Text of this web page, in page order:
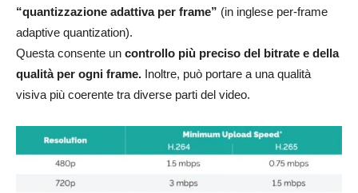
“quantizzazione adattiva per frame” (in inglese per-frame
adaptive quantization).
Questa consente un controllo più preciso del bitrate e della
qualità per ogni frame. Inoltre, può portare a una qualità
visiva più coerente tra diverse parti del video.